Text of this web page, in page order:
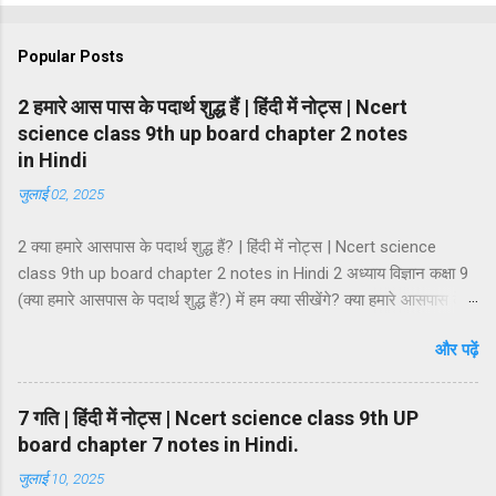
Popular Posts
2 हमारे आस पास के पदार्थ शुद्ध हैं | हिंदी में नोट्स | Ncert
science class 9th up board chapter 2 notes
in Hindi
जुलाई 02, 2025
2 क्या हमारे आसपास के पदार्थ शुद्ध हैं? | हिंदी में नोट्स | Ncert science
class 9th up board chapter 2 notes in Hindi 2 अध्याय विज्ञान कक्षा 9
(क्या हमारे आसपास के पदार्थ शुद्ध हैं?) में हम क्या सीखेंगे? क्या हमारे आसपास के
मिश्रण की विशेषताएं विलयन विलायक तथा विलेय विलयन के गुण विलयन के
प्रकार विलयन की सान्द्रता कोलॉइडी अवस्था कोलॉइड निलम्बन कोलॉइडी
कोलॉइडी विलयन की प्रावस्थाएं कोलॉइडी विलियनों का वर्गीकरण कोलाइड के
गुणधर्म भौतिक एवं रासायनिक परिवर्तन शुद्ध पदार्थ तत्व तत्त्वों का वर्गीकरण धातु,
अधातु एवं उपधातु यौगिक यौगिकों की विशेषताएं मिश्रण तथा यौगिक में अंतर।
मिश्रण — जब दो या दो से अधिक तत्वों या यौगिकों को अनिश्चित अनुपात में
और पढ़ें
7 गति | हिंदी में नोट्स | Ncert science class 9th UP
board chapter 7 notes in Hindi.
जुलाई 10, 2025